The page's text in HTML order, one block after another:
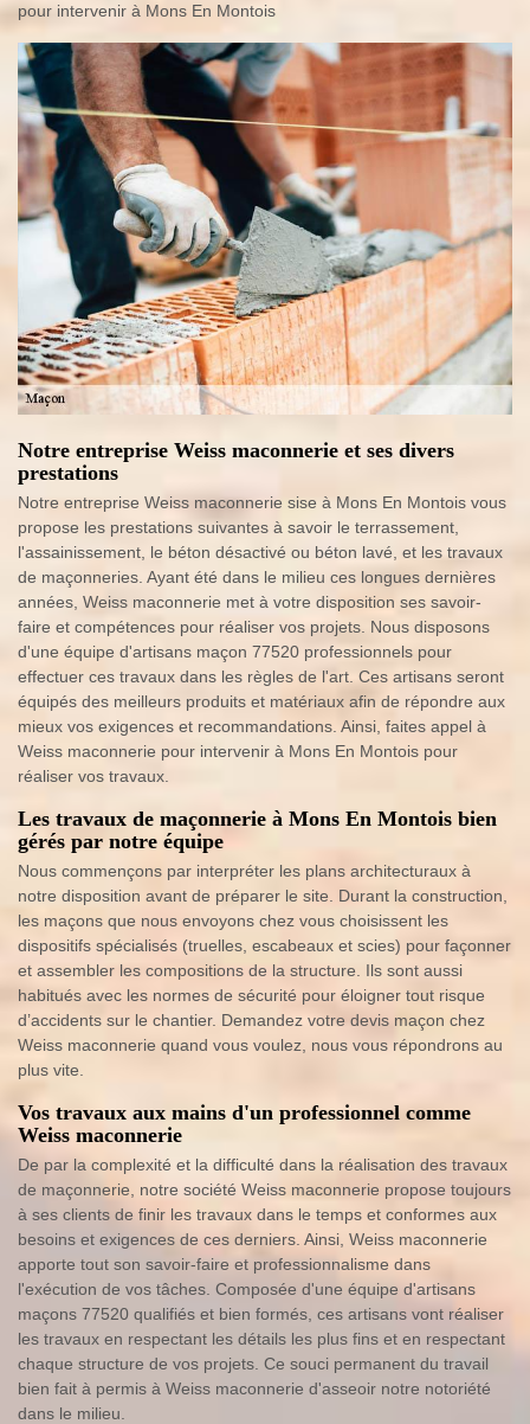
pour intervenir à Mons En Montois
Notre entreprise Weiss maconnerie et ses divers
prestations
Notre entreprise Weiss maconnerie sise à Mons En Montois vous
propose les prestations suivantes à savoir le terrassement,
l'assainissement, le béton désactivé ou béton lavé, et les travaux
de maçonneries. Ayant été dans le milieu ces longues dernières
années, Weiss maconnerie met à votre disposition ses savoir-
faire et compétences pour réaliser vos projets. Nous disposons
d'une équipe d'artisans maçon 77520 professionnels pour
effectuer ces travaux dans les règles de l'art. Ces artisans seront
équipés des meilleurs produits et matériaux afin de répondre aux
mieux vos exigences et recommandations. Ainsi, faites appel à
Weiss maconnerie pour intervenir à Mons En Montois pour
réaliser vos travaux.
Les travaux de maçonnerie à Mons En Montois bien
gérés par notre équipe
Nous commençons par interpréter les plans architecturaux à
notre disposition avant de préparer le site. Durant la construction,
les maçons que nous envoyons chez vous choisissent les
dispositifs spécialisés (truelles, escabeaux et scies) pour façonner
et assembler les compositions de la structure. Ils sont aussi
habitués avec les normes de sécurité pour éloigner tout risque
d’accidents sur le chantier. Demandez votre devis maçon chez
Weiss maconnerie quand vous voulez, nous vous répondrons au
plus vite.
Vos travaux aux mains d'un professionnel comme
Weiss maconnerie
De par la complexité et la difficulté dans la réalisation des travaux
de maçonnerie, notre société Weiss maconnerie propose toujours
à ses clients de finir les travaux dans le temps et conformes aux
besoins et exigences de ces derniers. Ainsi, Weiss maconnerie
apporte tout son savoir-faire et professionnalisme dans
l'exécution de vos tâches. Composée d'une équipe d'artisans
maçons 77520 qualifiés et bien formés, ces artisans vont réaliser
les travaux en respectant les détails les plus fins et en respectant
chaque structure de vos projets. Ce souci permanent du travail
bien fait à permis à Weiss maconnerie d'asseoir notre notoriété
dans le milieu.